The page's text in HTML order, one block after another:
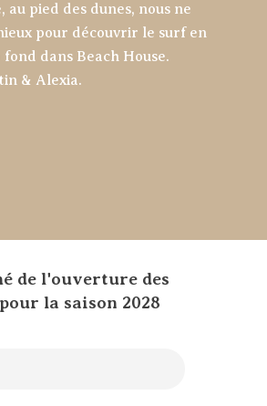
pied des dunes, nous ne
pour découvrir le surf en
dans Beach House.
& Alexia.
de l'ouverture des
la saison 2028